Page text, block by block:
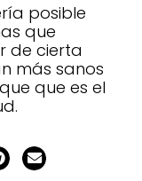
posible
que
de cierta
más sanos
que es el